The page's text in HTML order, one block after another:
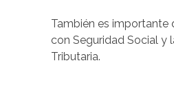
También es importante
con Seguridad Social y
Tributaria.